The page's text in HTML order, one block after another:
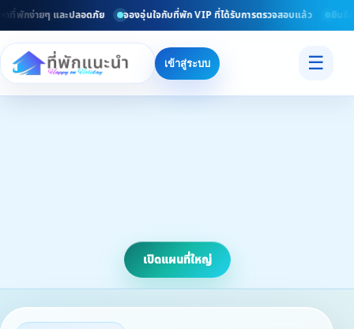
พักง่ายๆ และปลอดภัย จองอุ่นใจกับที่พัก VIP ที่ได้รับการตรวจสอบแล้ว ยินดีต้
เข้าสู่ระบบ ☰
เปิดแผนที่ใหญ่